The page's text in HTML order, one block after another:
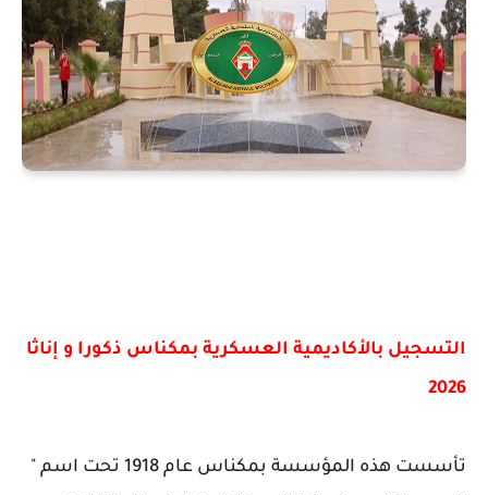
التسجيل بالأكاديمية العسكرية بمكناس ذكورا و إناثا
2026
تأسست هذه المؤسسة بمكناس عام 1918 تحت اسم "